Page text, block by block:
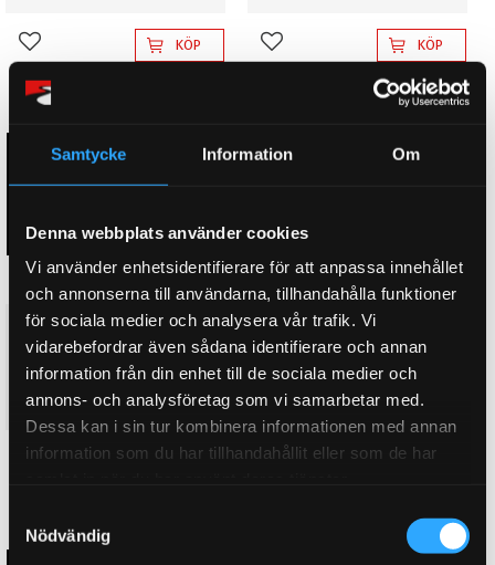
Samtycke Information Om
Denna webbplats använder cookies
Vi använder enhetsidentifierare för att anpassa innehållet
och annonserna till användarna, tillhandahålla funktioner
för sociala medier och analysera vår trafik. Vi
vidarebefordrar även sådana identifierare och annan
information från din enhet till de sociala medier och
annons- och analysföretag som vi samarbetar med.
Dessa kan i sin tur kombinera informationen med annan
information som du har tillhandahållit eller som de har
Nödvändig
Lägg till i favoriterKÖP Lägg till i favoriterKÖP
4. D2 Luftkit Pro HYUNDAI
SONATA YF TYPE 1 (10~14)
Komplett luftkit, Professional
48 995KR
KÖP
4. D2 Luftkit Pro HYUNDAI
SONATA YF TYPE 2 (10~14)
Komplett luftkit, Professional
48 995 KR
PRISSÄNKT!
KÖP
PRISSÄNKT!